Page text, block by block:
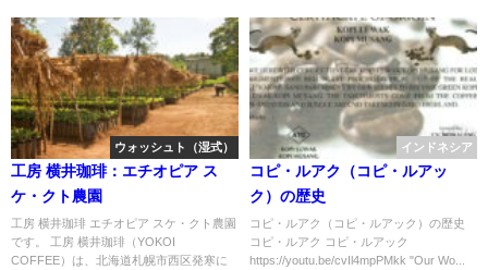
ウォッシュト（湿式）
工房 横井珈琲：エチオピア ス
ケ・クト農園
工房 横井珈琲 エチオピア スケ・クト農園
です。 工房 横井珈琲（YOKOI
COFFEE）は、北海道札幌市西区発寒に
インドネシア
コピ・ルアク（コピ・ルアッ
ク）の歴史
コピ・ルアク（コピ・ルアック）の歴史
コピ・ルアク コピ・ルアック
https://youtu.be/cvIl4mpPMkk "Our Wo...